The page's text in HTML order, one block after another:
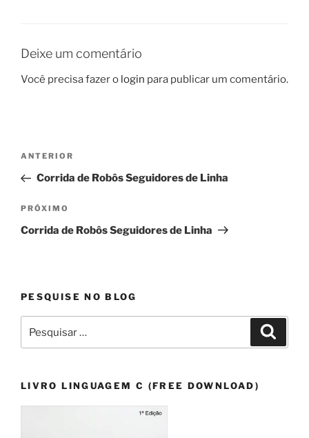
Deixe um comentário
Você precisa fazer o login para publicar um comentário.
Navegação
Post
Post
anterior
ANTERIOR
Corrida de Robôs Seguidores de Linha
Próximo
post
PRÓXIMO
Corrida de Robôs Seguidores de Linha
PESQUISE NO BLOG
por:
LIVRO LINGUAGEM C (FREE DOWNLOAD)